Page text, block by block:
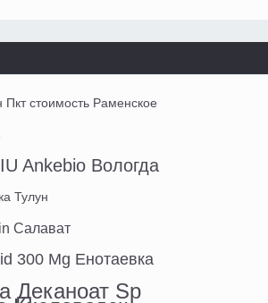
стоимость Раменское
Ankebio Вологда
Тулун
Салават
300 Mg Енотаевка
Деканоат Sp